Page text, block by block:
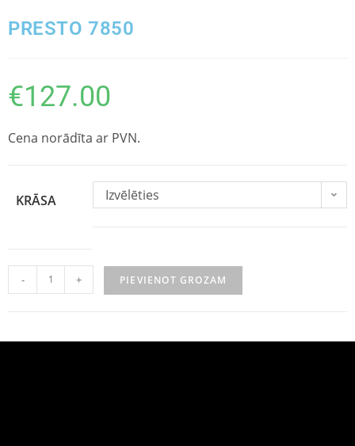
PRESTO 7850
€127.00
Cena norādīta ar PVN.
KRĀSA Izvēlēties
- + PIEVIENOT GROZAM